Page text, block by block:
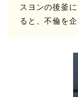
スヨンの後釜
ると、不倫を企